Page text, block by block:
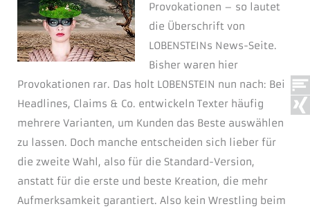
Provokationen – so lautet
die Überschrift von
LOBENSTEINs News-Seite.
Bisher waren hier
Provokationen rar. Das holt LOBENSTEIN nun nach: Bei
Headlines, Claims & Co. entwickeln Texter häufig
mehrere Varianten, um Kunden das Beste auswählen
zu lassen. Doch manche entscheiden sich lieber für
die zweite Wahl, also für die Standard-Version,
anstatt für die erste und beste Kreation, die mehr
Aufmerksamkeit garantiert. Also kein Wrestling beim